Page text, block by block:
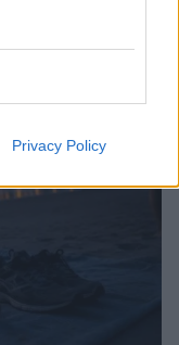
Privacy Policy